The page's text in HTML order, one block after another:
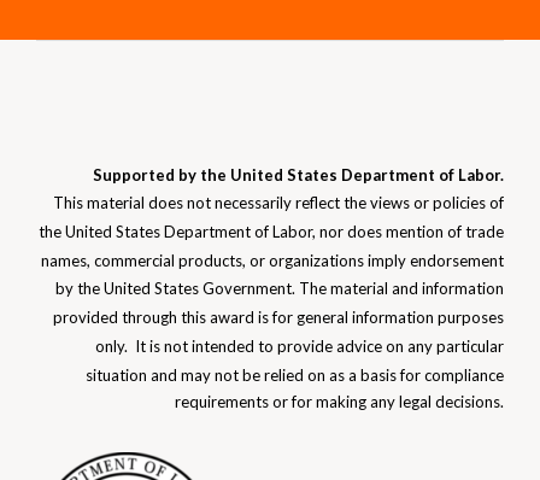
Supported by the United States Department of Labor.
This material does not necessarily reflect the views or policies of
the United States Department of Labor, nor does mention of trade
names, commercial products, or organizations imply endorsement
by the United States Government. The material and information
provided through this award is for general information purposes
only. It is not intended to provide advice on any particular
situation and may not be relied on as a basis for compliance
requirements or for making anylegal decisions.